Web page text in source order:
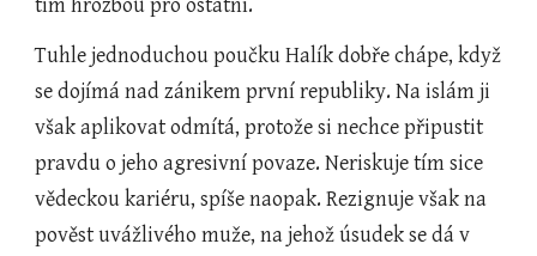
tím hrozbou pro ostatní.
Tuhle jednoduchou poučku Halík dobře chápe, když
se dojímá nad zánikem první republiky. Na islám ji
však aplikovat odmítá, protože si nechce připustit
pravdu o jeho agresivní povaze. Neriskuje tím sice
vědeckou kariéru, spíše naopak. Rezignuje však na
pověst uvážlivého muže, na jehož úsudek se dá v